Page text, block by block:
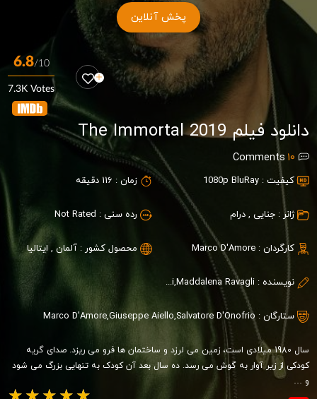
پخش آنلاین
6.8/10
7.3K Votes
دانلود فیلم The Immortal 2019
10
Comments
کیفیت : 1080p BluRay زمان : 116 دقیقه
ژانر : جنایی ,درام رده سنی : Not Rated
کارگردان : Marco D'Amore محصول کشور : آلمان, ایتالیا
نویسنده : Leonardo Fasoli,Maddalena Ravagli
ستارگان : Marco D'Amore,Giuseppe Aiello,Salvatore D'Onofrio
سال 1980 میلادی است، زمین می لرزد و ساختمان ها فرو می ریزد. صدای گریه
کودکی از زیر آوار به گوش می رسد. ده سال بعد آن کودک به تنهایی بزرگ می شود
و …